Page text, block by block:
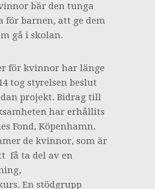
bär den tunga
för barnen, att ge dem
gå i skolan.
för kvinnor har länge
tog styrelsen beslut
projekt. Bidrag till
har erhållits
Fond, Köpenhamn.
de kvinnor, som är
få ta del av en
En stödgrupp